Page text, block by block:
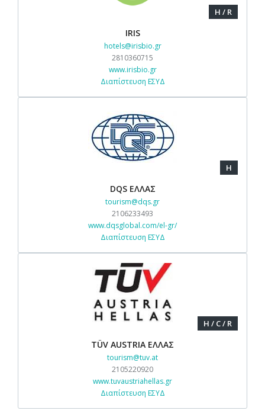
H / R
IRIS
hotels@irisbio.gr
2810360715
www.irisbio.gr
Διαπίστευση ΕΣΥΔ
H
DQS ΕΛΛΑΣ
tourism@dqs.gr
2106233493
www.dqsglobal.com/el-gr/
Διαπίστευση ΕΣΥΔ
H / C / R
TÜV AUSTRIA ΕΛΛΑΣ
tourism@tuv.at
2105220920
www.tuvaustriahellas.gr
Διαπίστευση ΕΣΥΔ